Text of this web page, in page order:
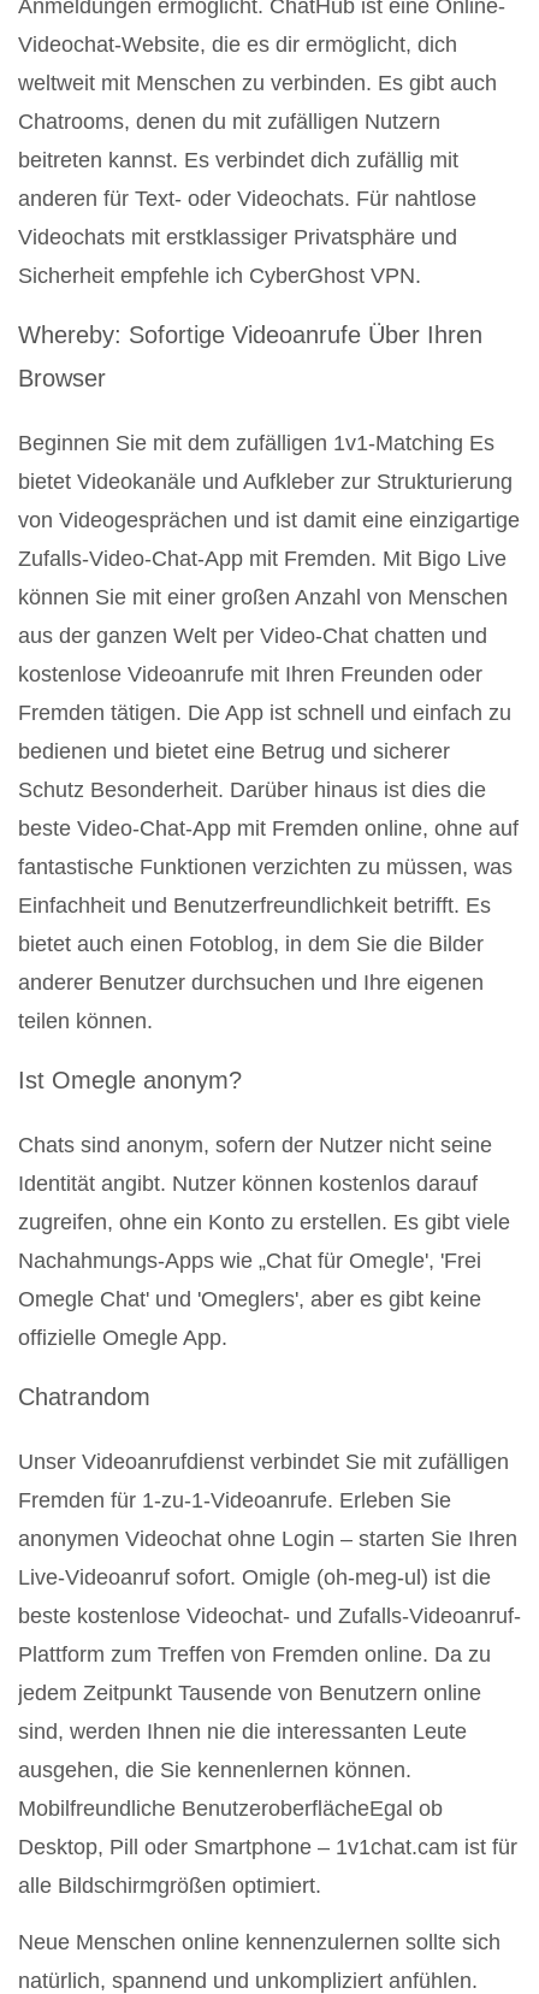
Anmeldungen ermöglicht. ChatHub ist eine Online-
Videochat-Website, die es dir ermöglicht, dich
weltweit mit Menschen zu verbinden. Es gibt auch
Chatrooms, denen du mit zufälligen Nutzern
beitreten kannst. Es verbindet dich zufällig mit
anderen für Text- oder Videochats. Für nahtlose
Videochats mit erstklassiger Privatsphäre und
Sicherheit empfehle ich CyberGhost VPN.
Whereby: Sofortige Videoanrufe Über Ihren
Browser
Beginnen Sie mit dem zufälligen 1v1-Matching Es
bietet Videokanäle und Aufkleber zur Strukturierung
von Videogesprächen und ist damit eine einzigartige
Zufalls-Video-Chat-App mit Fremden. Mit Bigo Live
können Sie mit einer großen Anzahl von Menschen
aus der ganzen Welt per Video-Chat chatten und
kostenlose Videoanrufe mit Ihren Freunden oder
Fremden tätigen. Die App ist schnell und einfach zu
bedienen und bietet eine Betrug und sicherer
Schutz Besonderheit. Darüber hinaus ist dies die
beste Video-Chat-App mit Fremden online, ohne auf
fantastische Funktionen verzichten zu müssen, was
Einfachheit und Benutzerfreundlichkeit betrifft. Es
bietet auch einen Fotoblog, in dem Sie die Bilder
anderer Benutzer durchsuchen und Ihre eigenen
teilen können.
Ist Omegle anonym?
Chats sind anonym, sofern der Nutzer nicht seine
Identität angibt. Nutzer können kostenlos darauf
zugreifen, ohne ein Konto zu erstellen. Es gibt viele
Nachahmungs-Apps wie „Chat für Omegle', 'Frei
Omegle Chat' und 'Omeglers', aber es gibt keine
offizielle Omegle App.
Chatrandom
Unser Videoanrufdienst verbindet Sie mit zufälligen
Fremden für 1-zu-1-Videoanrufe. Erleben Sie
anonymen Videochat ohne Login – starten Sie Ihren
Live-Videoanruf sofort. Omigle (oh-meg-ul) ist die
beste kostenlose Videochat- und Zufalls-Videoanruf-
Plattform zum Treffen von Fremden online. Da zu
jedem Zeitpunkt Tausende von Benutzern online
sind, werden Ihnen nie die interessanten Leute
ausgehen, die Sie kennenlernen können.
Mobilfreundliche BenutzeroberflächeEgal ob
Desktop, Pill oder Smartphone – 1v1chat.cam ist für
alle Bildschirmgrößen optimiert.
Neue Menschen online kennenzulernen sollte sich
natürlich, spannend und unkompliziert anfühlen.